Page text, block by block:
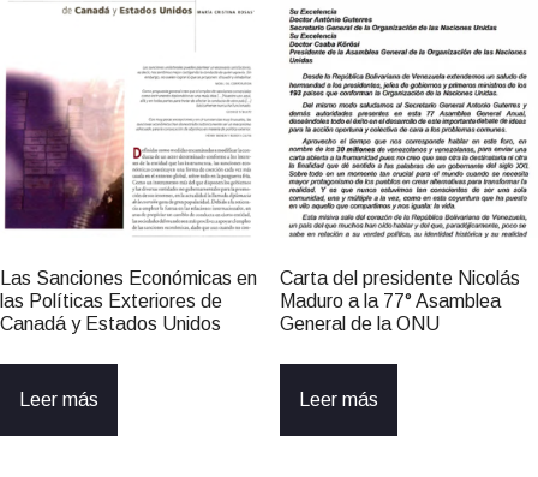
Las Sanciones Económicas en
las Políticas Exteriores de
Canadá y Estados Unidos
Leer más
Carta del presidente Nicolás
Maduro a la 77° Asamblea
General de la ONU
Leer más